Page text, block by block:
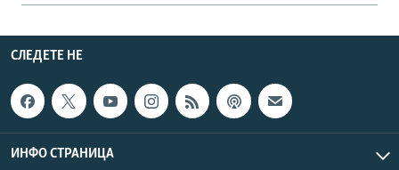
СЛЕДЕТЕ НЕ
ИНФО СТРАНИЦА